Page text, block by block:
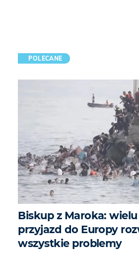
POLECANE
Biskup z Maroka:
przyjazd do Europy
wszystkie problemy